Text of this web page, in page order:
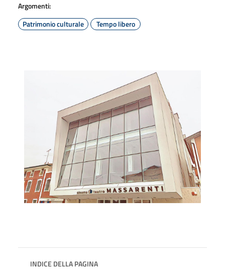
Argomenti:
Patrimonio culturale
Tempo libero
INDICE DELLA PAGINA